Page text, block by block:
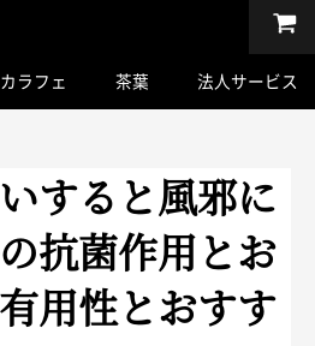
ラフェ 茶葉 法人サービス
すると風邪に
抗菌作用とお
用性とおすす